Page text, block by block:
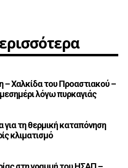
– Χαλκίδα του Προαστιακού –
λόγω πυρκαγιάς
τη θερμική καταπόνηση
κλιματισμό